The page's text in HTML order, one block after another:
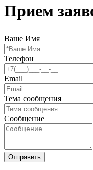
Прием
Ваше Имя
Телефон
Email
Тема сообщения
Сообщение
Отправить